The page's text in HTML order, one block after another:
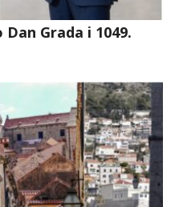
Grada i 1049.